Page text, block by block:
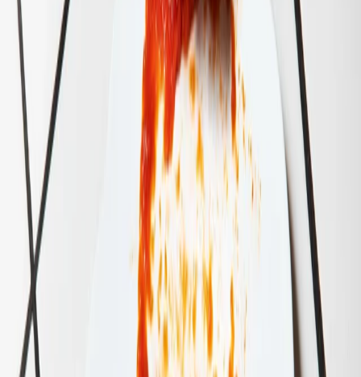
VideoHero
fallback-image • eyebrow
Scorpi la loyalty
M-farm:
chi semina
raccoglie
Bozza
TextMosaic
images=0 • background=sand